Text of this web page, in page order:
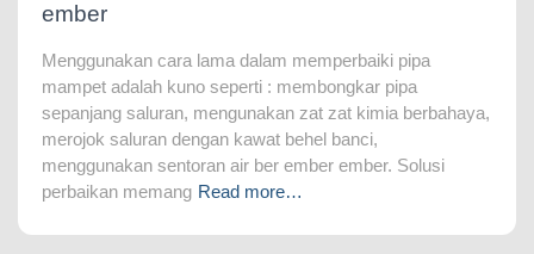
ember
Menggunakan cara lama dalam memperbaiki pipa
mampet adalah kuno seperti : membongkar pipa
sepanjang saluran, mengunakan zat zat kimia berbahaya,
merojok saluran dengan kawat behel banci,
menggunakan sentoran air ber ember ember. Solusi
perbaikan memang Read more…